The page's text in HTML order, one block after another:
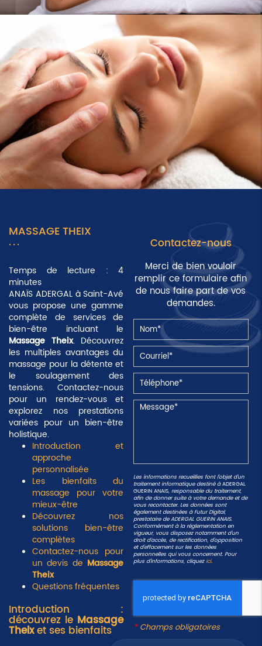
MASSAGE THEIX
Temps de lecture : 4
minutes
ANAÏS ADERGAL à Saint-Avé
vous propose une gamme
complète de services de
bien-être incluant le
Massage Theix. Découvrez
les multiples avantages du
massage pour la détente et
le soulagement des
tensions. Contactez-nous
pour un rendez-vous et
explorez nos prestations
variées pour un bien-être
holistique.
Introduction et
approche
personnalisée
Les bienfaits du
massage pour votre
mieux-être
Découvrez nos
solutions bien-être
complètes
Contactez-nous pour
un devis de Massage
Theix
Questions fréquentes
Introduction :
découvrez le Massage
Theixet ses bienfaits
Contactez-nous
Merci de bien vouloir
remplir ce formulaire afin
de nous faire part de vos
demandes.
Les informations recueillies font l’objet d’un
traitement informatique destiné àADERGAL
GUERIN ANAIS, responsable du traitement,
afin de donner suite à votre demande et de
vous recontacter. Les données sont
également destinées à Futur Digital,
prestataire de ADERGAL GUERIN ANAIS.
Conformément à la réglementation en
vigueur, vous disposez notamment d'un
droit d'accès, de rectification, d'opposition
et d'effacement sur les données
personnelles qui vous concernent. Pour
plus d’informations, cliquezici.
*Champs obligatoires